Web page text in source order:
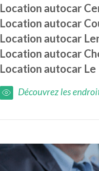
Location autocar
Location autocar
Location autocar
Location autocar
Location autocar
Découvrez les